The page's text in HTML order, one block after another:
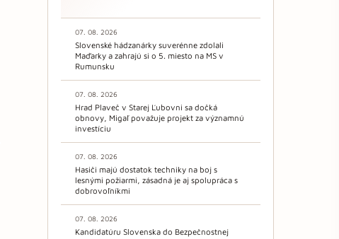
07. 08. 2026
Slovenské hádzanárky suverénne zdolali
Maďarky a zahrajú si o 5. miesto na MS v
Rumunsku
07. 08. 2026
Hrad Plaveč v Starej Ľubovni sa dočká
obnovy, Migaľ považuje projekt za významnú
investíciu
07. 08. 2026
Hasiči majú dostatok techniky na boj s
lesnými požiarmi, zásadná je aj spolupráca s
dobrovoľníkmi
07. 08. 2026
Kandidatúru Slovenska do Bezpečnostnej